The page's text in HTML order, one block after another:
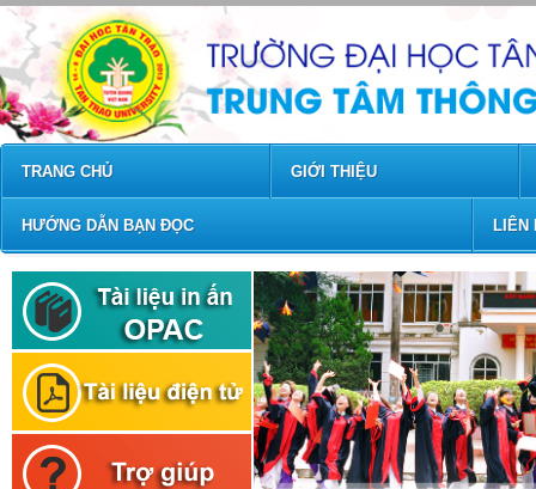
TRANG CHỦ GIỚI THIỆU
HƯỚNG DẪN BẠN ĐỌC LIÊN